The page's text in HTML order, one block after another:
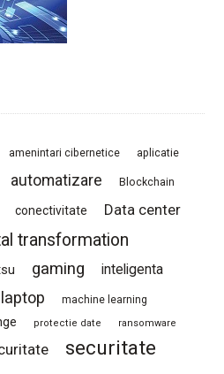
amenintari cibernetice aplicatie
automatizare Blockchain
conectivitate Data center
transformation
gaming
inteligenta
laptop machine learning
protectie date ransomware
securitate